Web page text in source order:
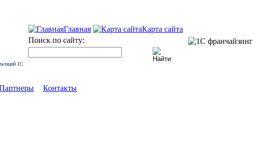
1С
Главная
Карта сайта
Поиск по сайту:
Контакты